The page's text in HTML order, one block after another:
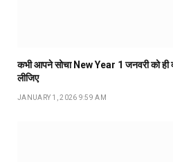
कभी आपने सोचा New Year 1 जनवरी को ही
लीजिए
JANUARY 1, 2026 9:59 AM